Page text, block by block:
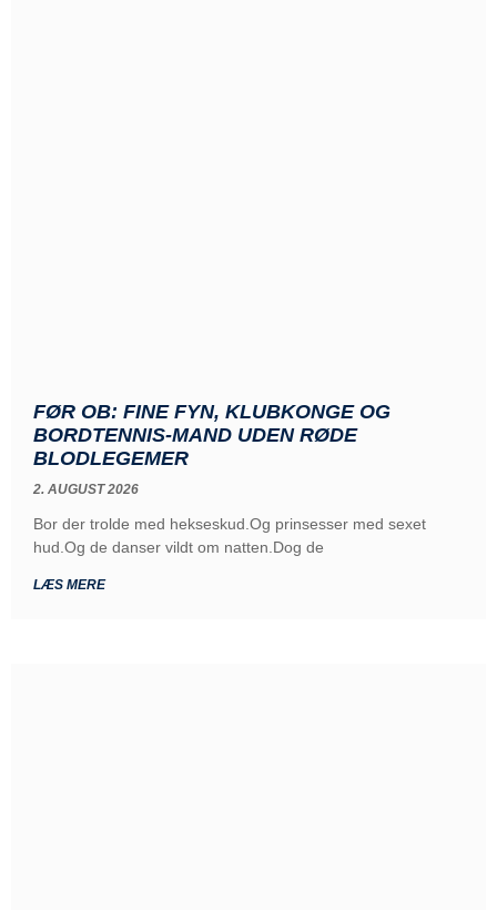
FØR OB: FINE FYN, KLUBKONGE OG
BORDTENNIS-MAND UDEN RØDE
BLODLEGEMER
2. AUGUST 2026
Bor der trolde med hekseskud.Og prinsesser med sexet
hud.Og de danser vildt om natten.Dog de
LÆS MERE